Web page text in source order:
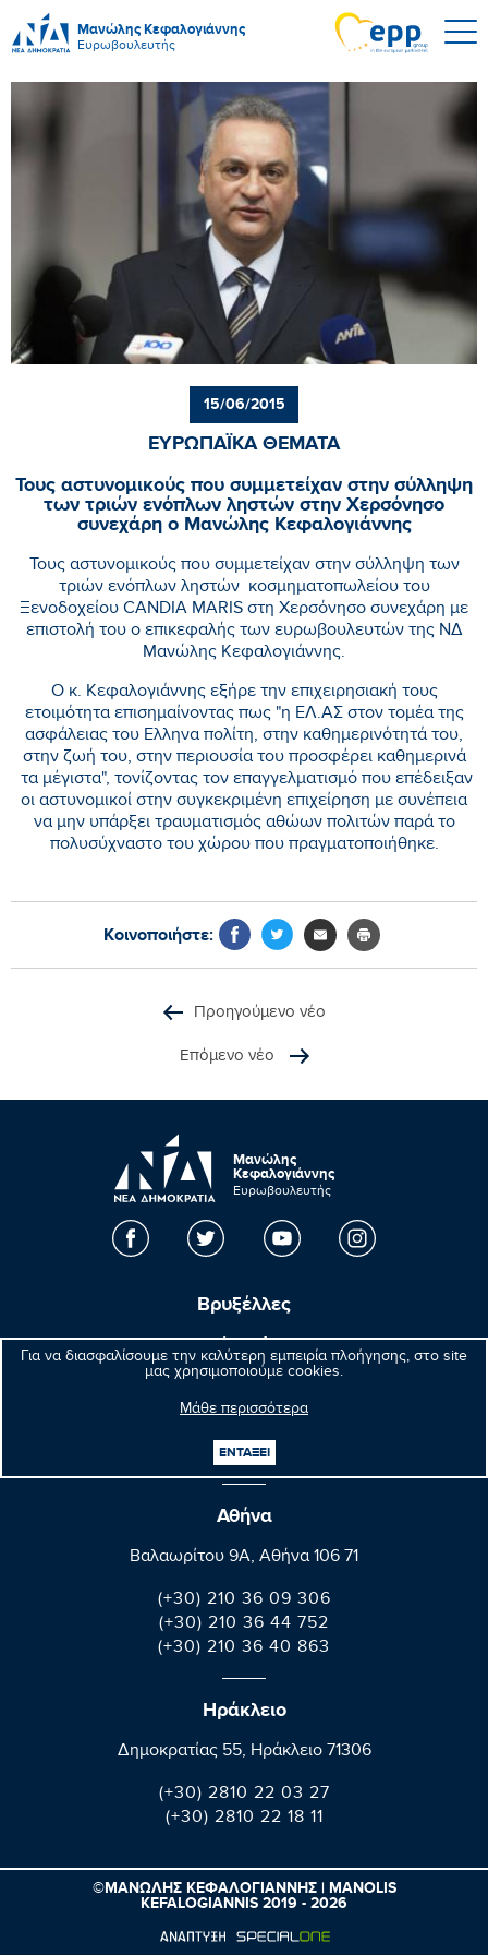
Μανώλης Κεφαλογιάννης
Ευρωβουλευτής
Για να διασφαλίσουμε την καλύτερη εμπειρία πλοήγησης, στο site
μας χρησιμοποιούμε cookies.
Μάθε περισσότερα
ΕΝΤΑΞΕΙ
15/06/2015
ΕΥΡΩΠΑΪΚΑ ΘΕΜΑΤΑ
Τους αστυνομικούς που συμμετείχαν στην σύλληψη
των τριών ενόπλων ληστών στην Χερσόνησο
συνεχάρη ο Μανώλης Κεφαλογιάννης
Τους αστυνομικούς που συμμετείχαν στην σύλληψη των
τριών ενόπλων ληστών κοσμηματοπωλείου του
Ξενοδοχείου CANDIA MARIS στη Χερσόνησο συνεχάρη με
επιστολή του ο επικεφαλής των ευρωβουλευτών της ΝΔ
Μανώλης Κεφαλογιάννης.
Ο κ. Κεφαλογιάννης εξήρε την επιχειρησιακή τους
ετοιμότητα επισημαίνοντας πως "η ΕΛ.ΑΣ στον τομέα της
ασφάλειας του Ελληνα πολίτη, στην καθημερινότητά του,
στην ζωή του, στην περιουσία του προσφέρει καθημερινά
τα μέγιστα", τονίζοντας τον επαγγελματισμό που επέδειξαν
οι αστυνομικοί στην συγκεκριμένη επιχείρηση με συνέπεια
να μην υπάρξει τραυματισμός αθώων πολιτών παρά το
πολυσύχναστο του χώρου που πραγματοποιήθηκε.
Κοινοποιήστε:
Προηγούμενο νέο
Επόμενο νέο
Μανώλης
Κεφαλογιάννης
Ευρωβουλευτής
Βρυξέλλες
Parlement européen Bât. Altiero Spinelli
08E165 60, rue Wiertz / Wiertzstraat 60
+32(0)2 28 49570
Αθήνα
Βαλαωρίτου 9A, Aθήνα 106 71
(+30) 210 36 09 306
(+30) 210 36 44 752
(+30) 210 36 40 863
Ηράκλειο
Δημοκρατίας 55, Ηράκλειο 71306
(+30) 2810 22 03 27
(+30) 2810 22 18 11
©ΜΑΝΩΛΗΣ ΚΕΦΑΛΟΓΙΑΝΝΗΣ | MANOLIS
KEFALOGIANNIS 2019 - 2026